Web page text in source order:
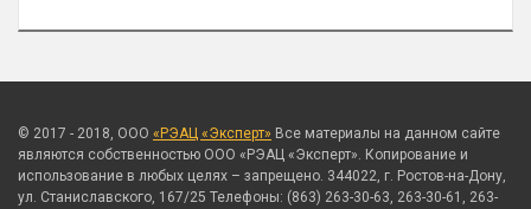
© 2017 - 2018, ООО «РЭАЦ «Эксперт» Все материалы на данном сайте
являются собственностью ООО «РЭАЦ «Эксперт». Копирование и
использование в любых целях – запрещено. 344022, г. Ростов-на-Дону,
ул. Станиславского, 167/25 Телефоны: (863) 263-30-63, 263-30-61, 263-